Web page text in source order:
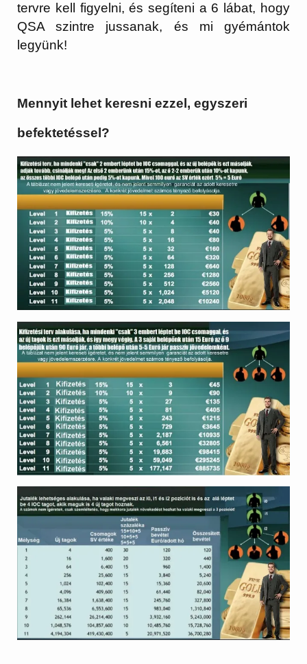
tervre kell figyelni, és segíteni a 6 lábat, hogy
QSA szintre jussanak, és mi gyémántok
legyünk!
Mennyit lehet keresni ezzel, egyszeri
befektetéssel?